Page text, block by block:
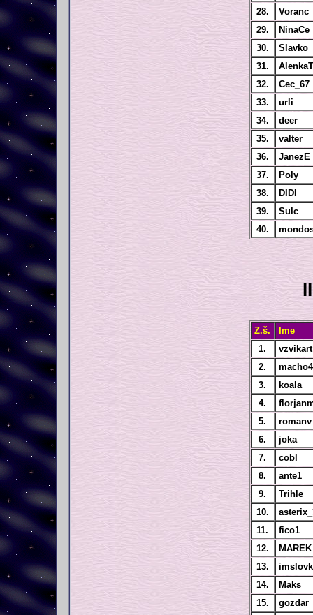
28.
Voranc
29.
NinaCe
30.
Slavko
31.
32.
Cec_67
33.
urli
34.
deer
35.
valter
36.
JanezE
37.
Poly
38.
DIDI
39.
Sulc
40.
Z.š.
Ime
1.
vzvikart
2.
3.
koala
4.
5.
romanv
6.
joka
7.
cobl
8.
ante1
9.
Trihle
10.
11.
fico1
12.
MAREK
13.
14.
Maks
15.
gozdar